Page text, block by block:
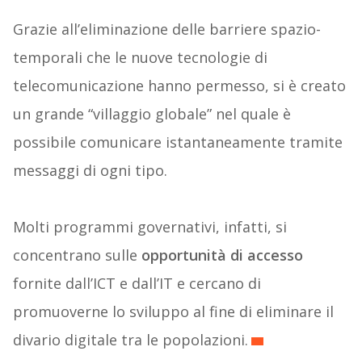
Grazie all’eliminazione delle barriere spazio-
temporali che le nuove tecnologie di
telecomunicazione hanno permesso, si è creato
un grande “villaggio globale” nel quale è
possibile comunicare istantaneamente tramite
messaggi di ogni tipo.
Molti programmi governativi, infatti, si
concentrano sulle opportunità di accesso
fornite dall’ICT e dall’IT e cercano di
promuoverne lo sviluppo al fine di eliminare il
divario digitale tra le popolazioni.